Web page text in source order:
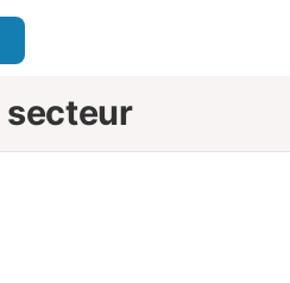
secteur